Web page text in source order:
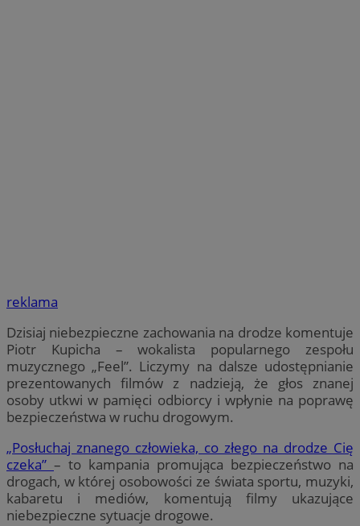
reklama
Dzisiaj niebezpieczne zachowania na drodze komentuje
Piotr Kupicha – wokalista popularnego zespołu
muzycznego „Feel”. Liczymy na dalsze udostępnianie
prezentowanych filmów z nadzieją, że głos znanej
osoby utkwi w pamięci odbiorcy i wpłynie na poprawę
bezpieczeństwa w ruchu drogowym.
„Posłuchaj znanego człowieka, co złego na drodze Cię
czeka” – to kampania promująca bezpieczeństwo na
drogach, w której osobowości ze świata sportu, muzyki,
kabaretu i mediów, komentują filmy ukazujące
niebezpieczne sytuacje drogowe.